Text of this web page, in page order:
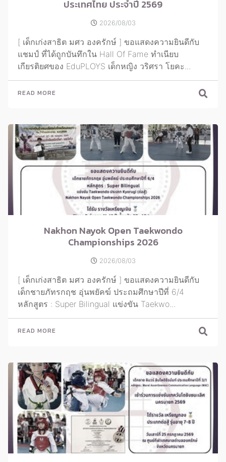
ประเทศไทย ประจำปี 2569
2026/08/03
[ เด็กเก่งสาธิต มศว องครักษ์ ] ขอแสดงความยินดีกับ
แชมป์ ที่ได้ถูกบันทึกใน Hall Of Fame ทำเนียบ
เกียรติยศของ EduPLOYS เด็กหญิง วริศรา โยคะ...
READ MORE
Nakhon Nayok Open Taekwondo
Championships 2026
2026/08/03
[ เด็กเก่งสาธิต มศว องครักษ์ ] ขอแสดงความยินดีกับ
เด็กชายภัทรกฤช อุ่นพยัคฆ์ ประถมศึกษาปีที่ 6/4
หลักสูตร : Super Bilingual แข่งขัน Taekwo...
READ MORE